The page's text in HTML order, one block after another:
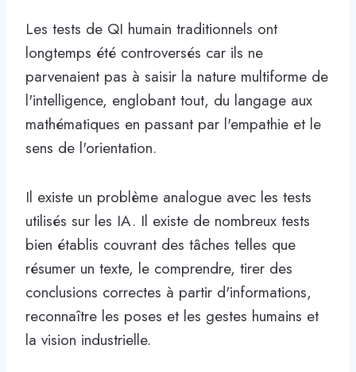
Les tests de QI humain traditionnels ont
longtemps été controversés car ils ne
parvenaient pas à saisir la nature multiforme de
l'intelligence, englobant tout, du langage aux
mathématiques en passant par l'empathie et le
sens de l'orientation.
Il existe un problème analogue avec les tests
utilisés sur les IA. Il existe de nombreux tests
bien établis couvrant des tâches telles que
résumer un texte, le comprendre, tirer des
conclusions correctes à partir d'informations,
reconnaître les poses et les gestes humains et
la vision industrielle.